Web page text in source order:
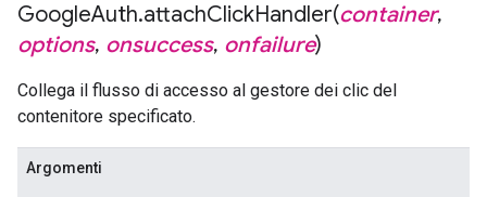
GoogleAuth.attachClickHandler(container,
options, onsuccess, onfailure)
Collega il flusso di accesso al gestore dei clic del
contenitore specificato.
Argomenti